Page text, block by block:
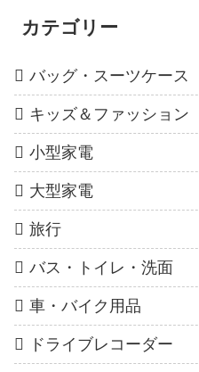
カテゴリー
バッグ・スーツケース
キッズ＆ファッション
小型家電
大型家電
旅行
バス・トイレ・洗面
車・バイク用品
ドライブレコーダー